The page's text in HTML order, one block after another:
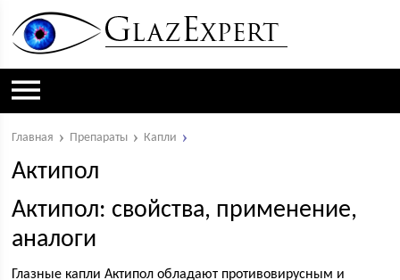
Главная Препараты Капли
Актипол
Актипол: свойства, применение,
аналоги
Глазные капли Актипол обладают противовирусным и